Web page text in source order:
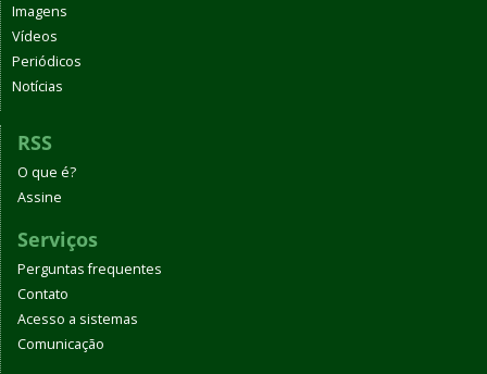
Imagens
Vídeos
Periódicos
Notícias
RSS
O que é?
Assine
Serviços
Perguntas frequentes
Contato
Acesso a sistemas
Comunicação